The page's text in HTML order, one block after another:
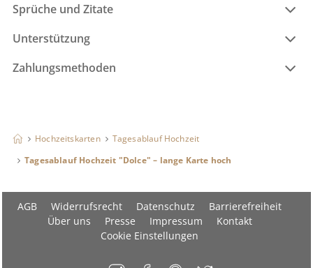
Sprüche und Zitate
Unterstützung
Zahlungsmethoden
Hochzeitskarten
Tagesablauf Hochzeit
Tagesablauf Hochzeit "Dolce" – lange Karte hoch
AGB Widerrufsrecht Datenschutz
Barrierefreiheit
Über uns
Presse Impressum
Kontakt
Cookie Einstellungen